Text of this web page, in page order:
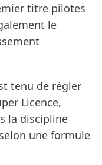
titre pilotes
le
tenu de régler
Licence,
la discipline
une formule